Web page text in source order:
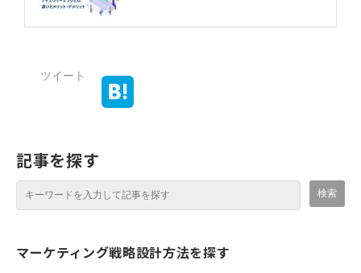
ツイート
記事を探す
マーケティング戦略設計方法を探す